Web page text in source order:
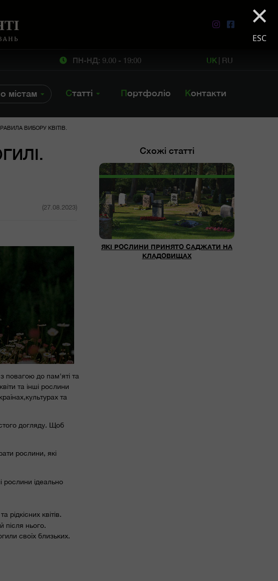
×
ESC
ПН-НД: 9.00 - 19:00 UK | RU
По містам Статті Портфоліо Контакти
ВИБОРУ КВІТІВ.
(27.08.2023)
повагою до пам'яті та
та інші рослини
та
догляду. Щоб
рослини, які
рослини ідеально
квітів.
після нього.
своїх близьких.
Схожі статті
ЯКІ РОСЛИНИ ПРИНЯТО САДЖАТИ НА
КЛАДОВИЩАХ